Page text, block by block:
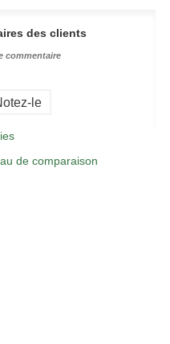
des clients
commentaire
le
de comparaison